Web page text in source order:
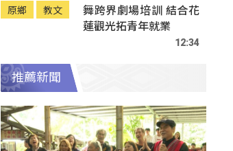
原鄉 教文
舞跨界劇場培訓 結合花
蓮觀光拓青年就業
12:34
推薦新聞